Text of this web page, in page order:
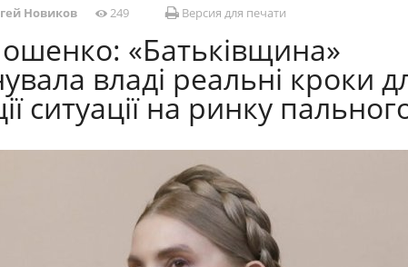
Новиков 249 Версия для печати
«Батьківщина»
владі реальні кроки
ситуації на ринку